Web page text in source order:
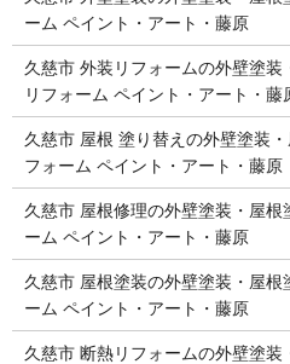
ーム ペイント・アート・藤原
久慈市 外装リフォームの外壁塗
リフォーム ペイント・アート・藤
久慈市 屋根 塗り替えの外壁塗装
フォーム ペイント・アート・藤原
久慈市 屋根修理の外壁塗装・屋
ーム ペイント・アート・藤原
久慈市 屋根塗装の外壁塗装・屋
ーム ペイント・アート・藤原
久慈市 断熱リフォームの外壁塗